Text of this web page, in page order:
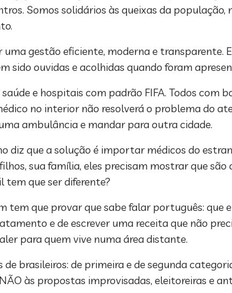
Somos solidários às queixas da população,
gestão eficiente, moderna e transparente.
sido ouvidas e acolhidas quando foram
e hospitais com padrão FIFA. Todos com
no interior não resolverá o problema do
ambulância e mandar para outra cidade.
diz que a solução é importar médicos do
sua família, eles precisam mostrar que
tem que ser diferente?
tem que provar que sabe falar português: que
e de escrever uma receita que não
para quem vive numa área distante.
de brasileiros: de primeira e de segunda
às propostas improvisadas, eleitoreiras e